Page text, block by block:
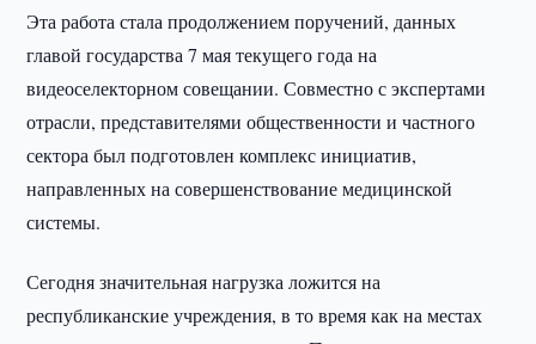
Эта работа стала продолжением поручений, данных
главой государства 7 мая текущего года на
видеоселекторном совещании. Совместно с экспертами
отрасли, представителями общественности и частного
сектора был подготовлен комплекс инициатив,
направленных на совершенствование медицинской
системы.
Сегодня значительная нагрузка ложится на
республиканские учреждения, в то время как на местах